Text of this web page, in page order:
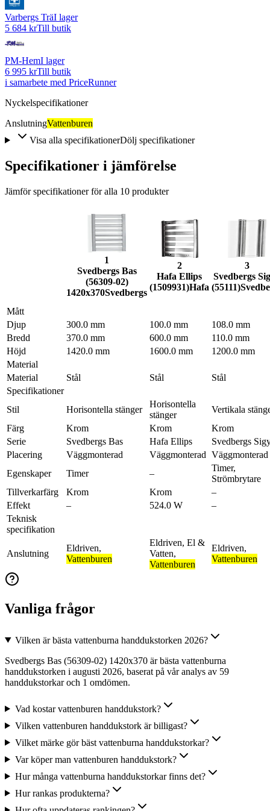
Varbergs TräI lager
5 684 krTill butik
PM-HemI lager
6 995 krTill butik
i samarbete med PriceRunner
Nyckelspecifikationer
AnslutningVattenburen
Visa alla specifikationerDölj specifikationer
Specifikationer i jämförelse
Jämför specifikationer för alla 10 produkter
1
Svedbergs Bas
(56309-02)
1420x370Svedbergs
2
Hafa Ellips
(1509931)Hafa
3
Svedbergs
(55111)
Mått
Djup
300.0 mm 100.0 mm
108.0 mm
Bredd
370.0 mm 600.0 mm
110.0 mm
Höjd
1420.0 mm 1600.0 mm
1200.0 mm
Material
Material
Stål Stål
Stål
Specifikationer
Stil
Horisontella stänger
Horisontella
stänger
Vertikala
Färg
Krom Krom
Krom
Serie
Svedbergs Bas Hafa Ellips
Svedbergs
Placering
Väggmonterad Väggmonterad Väggmonterad
Egenskaper
Timer –
Timer,
Strömbrytare
Tillverkarfärg
Krom Krom
–
Effekt
– 524.0 W
–
Teknisk
specifikation
Anslutning
Eldriven,
Vattenburen
Eldriven, El &
Vatten,
Vattenburen
Eldriven,
Vattenburen
Vanliga frågor
Vilken är bästa vattenburna handdukstorken 2026?
Svedbergs Bas (56309-02) 1420x370 är bästa vattenburna
handdukstorken i augusti 2026, baserat på vår analys av 59
handdukstorkar och 1 omdömen.
Vad kostar vattenburen handdukstork?
Vilken vattenburen handdukstork är billigast?
Vilket märke gör bäst vattenburna handdukstorkar?
Var köper man vattenburen handdukstork?
Hur många vattenburna handdukstorkar finns det?
Hur rankas produkterna?